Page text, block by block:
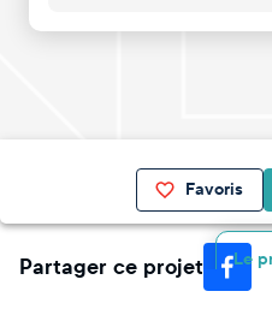
Favoris
Le
Partager ce projet